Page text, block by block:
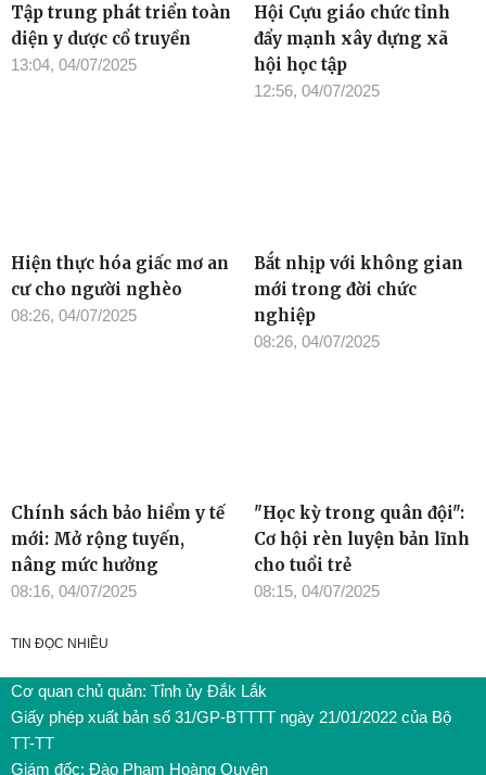
Tập trung phát triển toàn
diện y dược cổ truyền
13:04, 04/07/2025
Hội Cựu giáo chức tỉnh
đẩy mạnh xây dựng xã
hội học tập
12:56, 04/07/2025
Hiện thực hóa giấc mơ an
cư cho người nghèo
08:26, 04/07/2025
Bắt nhịp với không gian
mới trong đời chức
nghiệp
08:26, 04/07/2025
Chính sách bảo hiểm y tế
mới: Mở rộng tuyến,
nâng mức hưởng
08:16, 04/07/2025
"Học kỳ trong quân đội":
Cơ hội rèn luyện bản lĩnh
cho tuổi trẻ
08:15, 04/07/2025
TIN ĐỌC NHIỀU
Cơ quan chủ quản: Tỉnh ủy Đắk Lắk
Giấy phép xuất bản số 31/GP-BTTTT ngày 21/01/2022 của Bộ
TT-TT
Giám đốc: Đào Phạm Hoàng Quyên